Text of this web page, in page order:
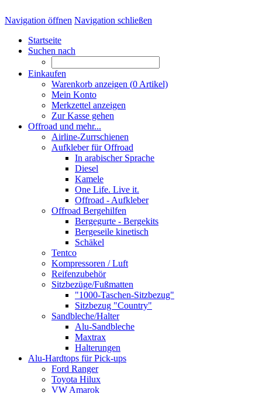
Navigation öffnen Navigation schließen
Startseite
Suchen nach
Einkaufen
Warenkorb anzeigen (0 Artikel)
Mein Konto
Merkzettel anzeigen
Zur Kasse gehen
Offroad und mehr...
Airline-Zurrschienen
Aufkleber für Offroad
In arabischer Sprache
Diesel
Kamele
One Life. Live it.
Offroad - Aufkleber
Offroad Bergehilfen
Bergegurte - Bergekits
Bergeseile kinetisch
Schäkel
Tentco
Kompressoren / Luft
Reifenzubehör
Sitzbezüge/Fußmatten
"1000-Taschen-Sitzbezug"
Sitzbezug "Country"
Sandbleche/Halter
Alu-Sandbleche
Maxtrax
Halterungen
Alu-Hardtops für Pick-ups
Ford Ranger
Toyota Hilux
VW Amarok